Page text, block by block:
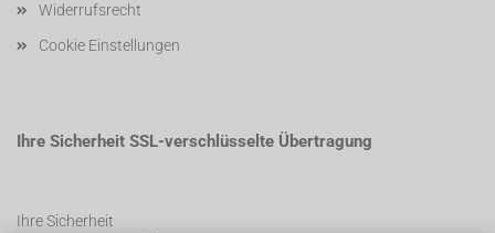
Widerrufsrecht
Cookie Einstellungen
Ihre Sicherheit SSL-verschlüsselte Übertragung
Ihre Sicherheit